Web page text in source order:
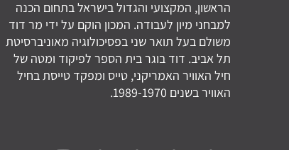
הראשון, המקצועי והגדול בישראל בתחום הכנה
למבחני מיון לעבודה. המכון הוקם על ידי מר דוד
משולם בעל תואר שני בפסיכולוגיה מאוניברסיטת
תל אביב. דוד בוגר בית הספר לפיקוד ומטה של
חיל האוויר האמריקני, טייס ומפקד טייסת בחיל
האוויר בשנים 1989-1970.